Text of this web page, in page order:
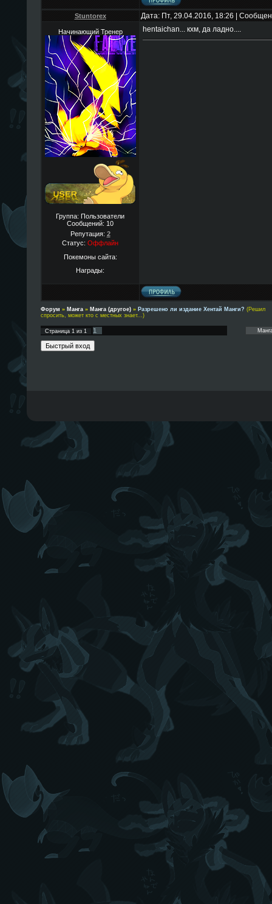
Stuntorex Дата: Пт, 29.04.2016, 18:26 |
Начинающий Тренер
Группа: Пользователи
Сообщений: 10
Репутация: 2
Статус: Оффлайн
Покемоны сайта:
Награды:
hentaichan... кхм, да ладно....
Форум » Манга » Манга (другое) » Разрешено ли издание Хентай Манги? (Решил
спросить, может кто с местных знает...)
Страница 1из 1 1